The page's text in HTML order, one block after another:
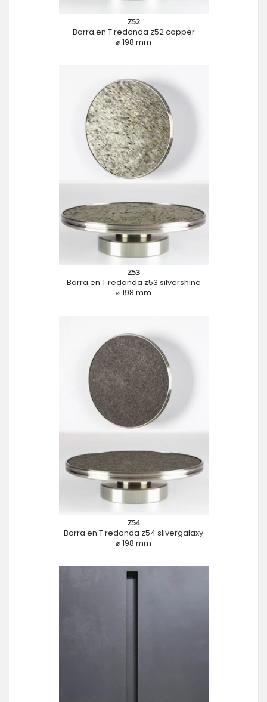
Z52
Barra en T redonda z52 copper
⌀ 198 mm
Z53
Barra en T redonda z53 silvershine
⌀ 198 mm
Z54
Barra en T redonda z54 slivergalaxy
⌀ 198 mm